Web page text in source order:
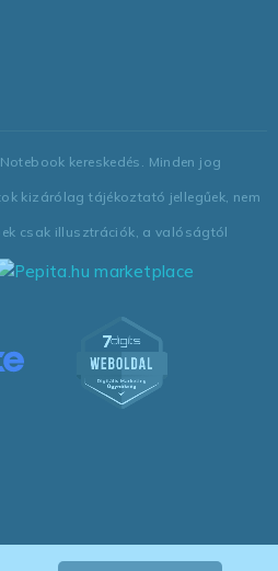
kereskedés. Minden jog
kizárólag tájékoztató jellegűek, nem
csak illusztrációk, a valóságtól
marketplace